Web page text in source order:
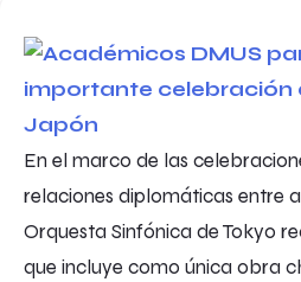
En el marco de las
relaciones diplomáticas entre
Orquesta Sinfónica de Tokyo
que incluye como única obra